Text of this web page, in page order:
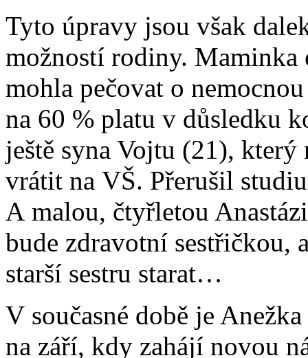
Tyto úpravy jsou však
možností rodiny. Maminka
mohla pečovat o
na 60 % platu v důsledku
ještě syna Vojtu (21), který
vrátit na VŠ. Přerušil
A malou, čtyřletou
bude zdravotní sestřičkou,
starší sestru starat…
V současné době je
na září, kdy zahájí novou